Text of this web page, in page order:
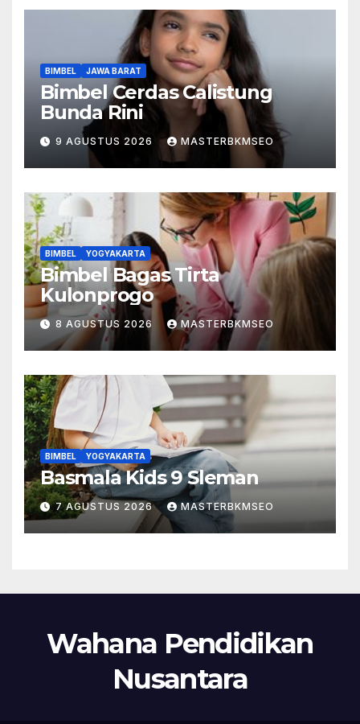
BIMBEL JAWA BARAT
Bimbel Cerdas Calistung
Bunda Rini
9 AGUSTUS 2026 MASTERBKMSEO
BIMBEL YOGYAKARTA
Bimbel Bagas Tirta
Kulonprogo
8 AGUSTUS 2026 MASTERBKMSEO
BIMBEL YOGYAKARTA
Basmala Kids 9 Sleman
7 AGUSTUS 2026 MASTERBKMSEO
Wahana Pendidikan
Nusantara